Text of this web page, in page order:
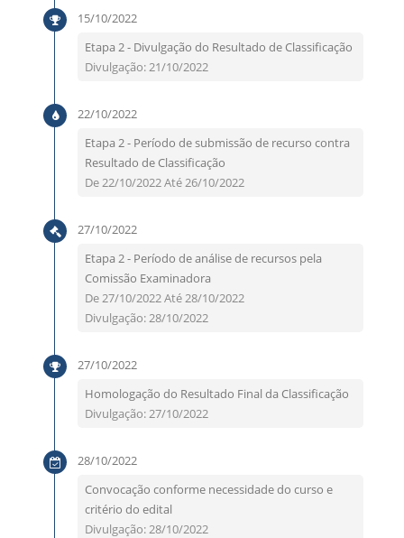
15/10/2022
Etapa 2 - Divulgação do Resultado de Classificação
Divulgação: 21/10/2022
22/10/2022
Etapa 2 - Período de submissão de recurso contra
Resultado de Classificação
De 22/10/2022 Até 26/10/2022
27/10/2022
Etapa 2 - Período de análise de recursos pela
Comissão Examinadora
De 27/10/2022 Até 28/10/2022
Divulgação: 28/10/2022
27/10/2022
Homologação do Resultado Final da Classificação
Divulgação: 27/10/2022
28/10/2022
Convocação conforme necessidade do curso e
critério do edital
Divulgação: 28/10/2022